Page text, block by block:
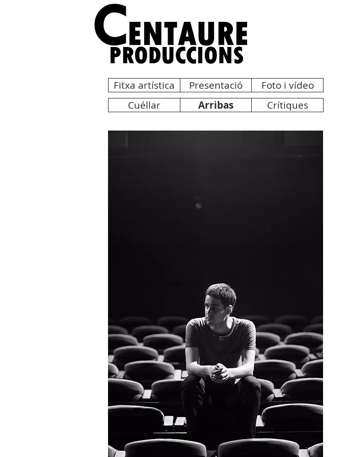
Fitxa artística
Cuéllar
Foto i vídeo
Arribas
Presentació
Crítiques